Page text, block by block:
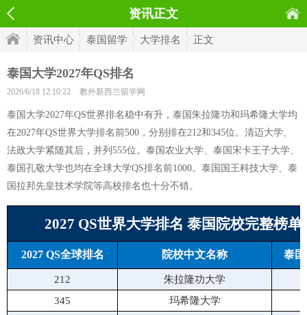
资讯正文
资讯中心 泰国留学 大学排名 正文
泰国大学2027年QS排名
2026/6/18 12:10:22 教外新西兰留学网
泰国大学2027年QS世界排名稳中有升，泰国朱拉隆功和玛希隆大学均
在2027年QS世界大学排名前500，分别排在212和345位。清迈大学、
法政大学紧随其后，并列555位。泰国农业大学、泰国宋卡王子大学、
泰国孔敬大学也均在全球大学QS排名前1000。泰国国王科技大学、泰
国拉邦先皇技术学院等高校排名也十分不错。
2027 QS世界大学排名 泰国院校完整榜单
2027 QS全球排名 院校中文名称 泰
212 朱拉隆功大学
345
玛希隆大学